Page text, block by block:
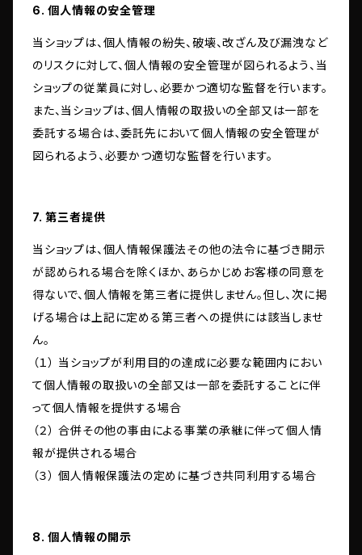
6. 個人情報の安全管理
当ショップは、個人情報の紛失、破壊、改ざん及び漏洩など
のリスクに対して、個人情報の安全管理が図られるよう、当
ショップの従業員に対し、必要かつ適切な監督を行います。
また、当ショップは、個人情報の取扱いの全部又は一部を
委託する場合は、委託先において個人情報の安全管理が
図られるよう、必要かつ適切な監督を行います。
7. 第三者提供
当ショップは、個人情報保護法その他の法令に基づき開示
が認められる場合を除くほか、あらかじめお客様の同意を
得ないで、個人情報を第三者に提供しません。但し、次に掲
げる場合は上記に定める第三者への提供には該当しませ
ん。
（１） 当ショップが利用目的の達成に必要な範囲内におい
て個人情報の取扱いの全部又は一部を委託することに伴
って個人情報を提供する場合
（２） 合併その他の事由による事業の承継に伴って個人情
報が提供される場合
（３） 個人情報保護法の定めに基づき共同利用する場合
8. 個人情報の開示